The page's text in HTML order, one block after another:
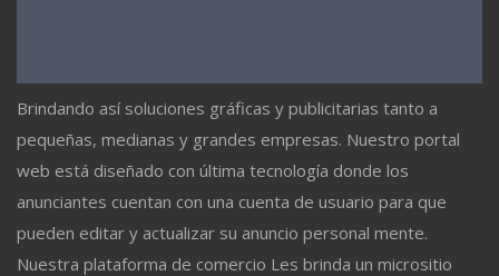
Brindando así soluciones gráficas y publicitarias tanto a
pequeñas, medianas y grandes empresas. Nuestro portal
web está diseñado con última tecnología donde los
anunciantes cuentan con una cuenta de usuario para que
pueden editar y actualizar su anuncio personal mente.
Nuestra plataforma de comercio Les brinda un micrositio